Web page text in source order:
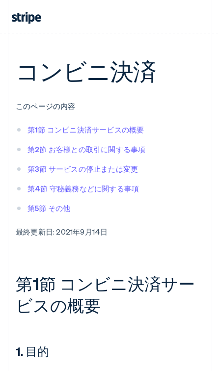
コンビニ決済
このページの内容
第1節 コンビニ決済サービスの概要
第2節 お客様との取引に関する事項
第3節 サービスの停止または変更
第4節 守秘義務などに関する事項
第5節 その他
最終更新日: 2021年9月14日
第1節 コンビニ決済サー
ビスの概要
1. 目的